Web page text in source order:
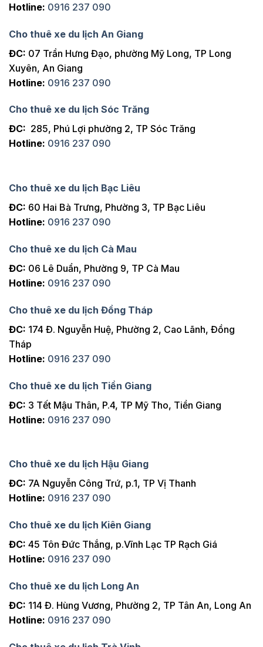
Hotline: 0916 237 090
Cho thuê xe du lịch An Giang
ĐC: 07 Trần Hưng Đạo, phường Mỹ Long, TP Long
Xuyên, An Giang
Hotline: 0916 237 090
Cho thuê xe du lịch Sóc Trăng
ĐC: 285, Phú Lợi phường 2, TP Sóc Trăng
Hotline: 0916 237 090
Cho thuê xe du lịch Bạc Liêu
ĐC: 60 Hai Bà Trưng, Phường 3, TP Bạc Liêu
Hotline: 0916 237 090
Cho thuê xe du lịch Cà Mau
ĐC: 06 Lê Duẩn, Phường 9, TP Cà Mau
Hotline: 0916 237 090
Cho thuê xe du lịch Đồng Tháp
ĐC: 174 Đ. Nguyễn Huệ, Phường 2, Cao Lãnh, Đồng
Tháp
Hotline: 0916 237 090
Cho thuê xe du lịch Tiền Giang
ĐC: 3 Tết Mậu Thân, P.4, TP Mỹ Tho, Tiền Giang
Hotline: 0916 237 090
Cho thuê xe du lịch Hậu Giang
ĐC: 7A Nguyễn Công Trứ, p.1, TP Vị Thanh
Hotline: 0916 237 090
Cho thuê xe du lịch Kiên Giang
ĐC: 45 Tôn Đức Thắng, p.Vĩnh Lạc TP Rạch Giá
Hotline: 0916 237 090
Cho thuê xe du lịch Long An
ĐC: 114 Đ. Hùng Vương, Phường 2, TP Tân An, Long An
Hotline: 0916 237 090